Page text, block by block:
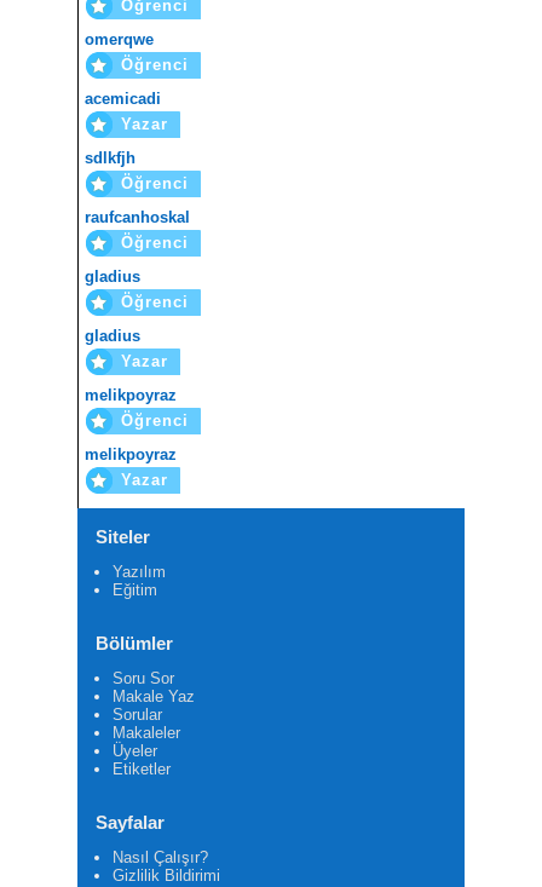
Öğrenci
omerqwe
Öğrenci
acemicadi
Yazar
sdlkfjh
Öğrenci
raufcanhoskal
Öğrenci
gladius
Öğrenci
gladius
Yazar
melikpoyraz
Öğrenci
melikpoyraz
Yazar
Siteler
Yazılım
Eğitim
Bölümler
Soru Sor
Makale Yaz
Sorular
Makaleler
Üyeler
Etiketler
Sayfalar
Nasıl Çalışır?
Gizlilik Bildirimi